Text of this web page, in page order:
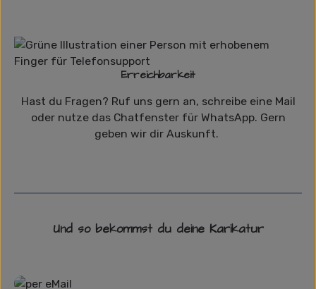
Erreichbarkeit
Hast du Fragen? Ruf uns gern an, schreibe eine Mail
oder nutze das Chatfenster für WhatsApp. Gern
geben wir dir Auskunft.
Und so bekommst du deine Karikatur